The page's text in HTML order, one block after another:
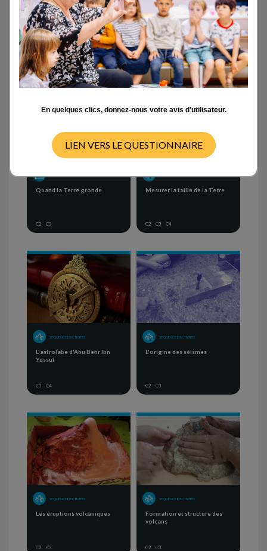
Activités en classe
- TOUT - CYCLE 1 CYCLE 2 CYCLE 3 CYCLE 4
Quand la Terre gronde
C2 C3
Mesurer la taille de la Terre
C2 C3 C4
SÉQUENCE D'ACTIVITÉS
L'astrolabe d'Abu Behr Ibn
Yussuf
C3 C4
SÉQUENCE D'ACTIVITÉS
L'origine des séismes
C2 C3
SÉQUENCE D'ACTIVITÉS
Les éruptions volcaniques
C2 C3
SÉQUENCE D'ACTIVITÉS
Formation et structure des
volcans
C2 C3
En quelques clics, donnez-nous votre avis d'utilisateur.
LIEN VERS LE QUESTIONNAIRE